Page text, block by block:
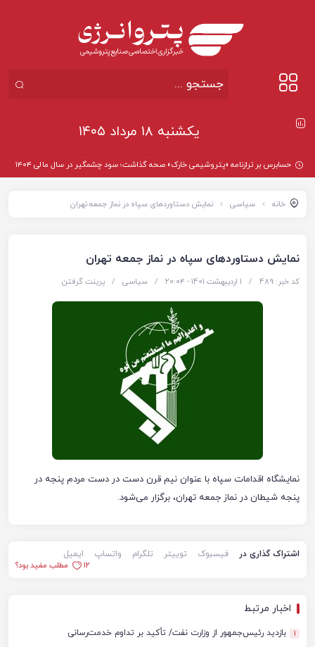
یکشنبه ۱۸ مرداد ۱۴۰۵
حسابرس بر ترازنامه «پتروشیمی خارک» صحه گذاشت؛ سود چشمگیر در سال مالی ۱۴۰۴
خانه سیاسی نمایش دستاوردهای سپاه در نماز جمعه تهران
نمایش دستاوردهای سپاه در نماز جمعه تهران
کد خبر: 489 / 1 اردیبهشت 1401 - ۲۰:۰۴ / سیاسی / پرینت گرفتن
نمایشگاه اقدامات سپاه با عنوان نیم قرن دست در دست مردم پنجه در
پنجه شیطان در نماز جمعه تهران، برگزار می‌شود.
اشتراک گذاری در فیسبوک توییتر تلگرام واتساپ
ایمیل
12
مطلب مفید بود؟
اخبار مرتبط
1 بازدید رئیس‌جمهور از وزارت نفت/ تأکید بر تداوم خدمت‌رسانی